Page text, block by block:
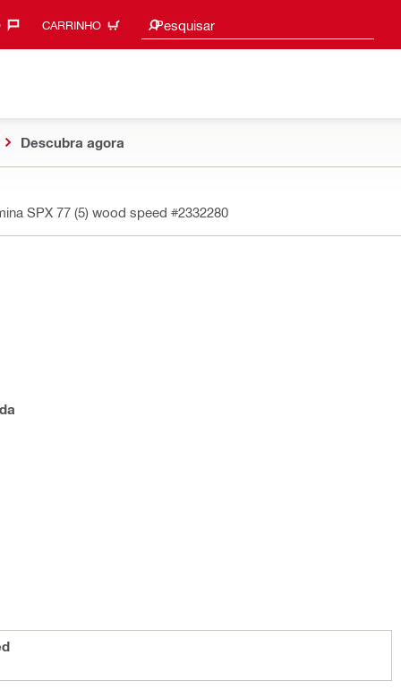
CARRINHO Pesquisar
Procurar sugestões
Descubra agora
SPX 77 (5) wood speed #2332280